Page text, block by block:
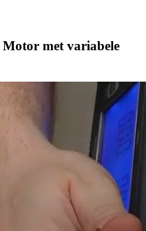
met variabele